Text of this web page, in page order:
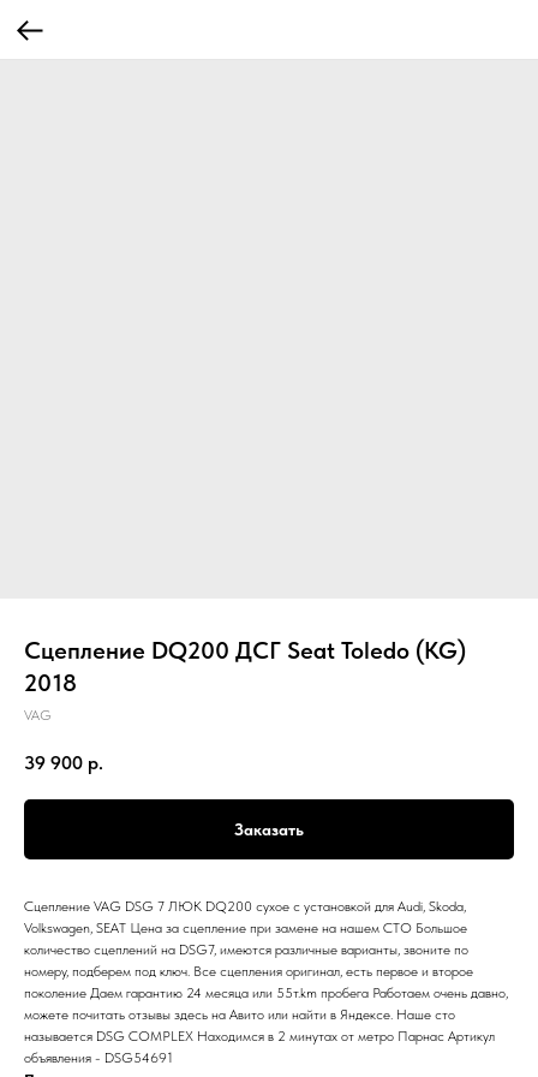
Сцепление DQ200 ДСГ Seat Toledo (KG)
2018
VAG
39 900 р.
Заказать
Сцепление VAG DSG 7 ЛЮК DQ200 сухое с установкой для Audi, Skoda,
Volkswagen, SEAT Цена за сцепление при замене на нашем СТО Большое
количество сцеплений на DSG7, имеются различные варианты, звоните по
номеру, подберем под ключ. Все сцепления оригинал, есть первое и второе
поколение Даем гарантию 24 месяца или 55т.km пробега Работаем очень давно,
можете почитать отзывы здесь на Авито или найти в Яндексе. Наше сто
называется DSG COMPLEX Находимся в 2 минутах от метро Парнас Артикул
объявления - DSG54691